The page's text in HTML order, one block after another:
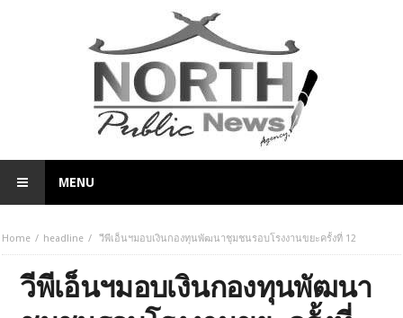
MENU
Home headline วีพีเอ็นฯมอบเงินกองทุนพัฒนาชุมชนรอบโรงงานขยะครั้งที่ 12
วีพีเอ็นฯมอบเงินกองทุนพัฒนา